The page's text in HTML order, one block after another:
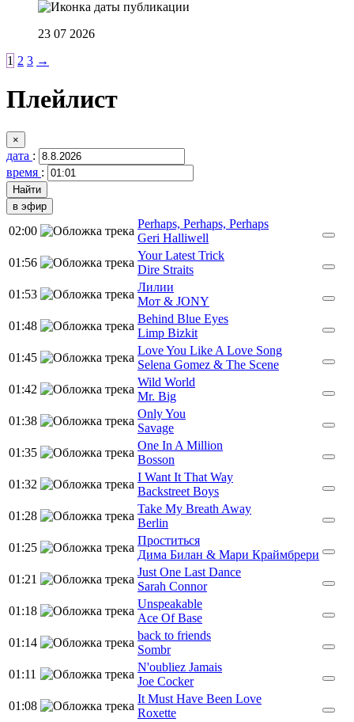
23 07 2026
1 2 3 →
Плейлист
×
дата :
время :
в эфир
02:00
Perhaps, Perhaps, Perhaps
Geri Halliwell
01:56
Your Latest Trick
Dire Straits
01:53
Лилии
Мот & JONY
01:48
Behind Blue Eyes
Limp Bizkit
01:45
Love You Like A Love Song
Selena Gomez & The Scene
01:42
Wild World
Mr. Big
01:38
Only You
Savage
01:35
One In A Million
Bosson
01:32
I Want It That Way
Backstreet Boys
01:28
Take My Breath Away
Berlin
01:25
Проститься
Дима Билан & Мари Краймбрери
01:21
Just One Last Dance
Sarah Connor
01:18
Unspeakable
Ace Of Base
01:14
back to friends
Sombr
01:11
N'oubliez Jamais
Joe Cocker
01:08
It Must Have Been Love
Roxette